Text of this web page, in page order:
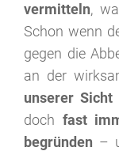
vermitteln,
Schon wenn
gegen die
an der
unserer
doch fast
begründen –